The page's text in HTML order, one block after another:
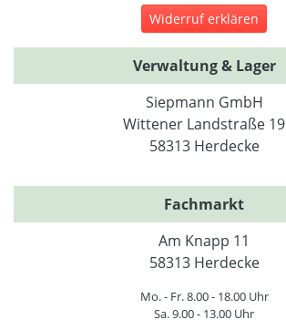
Widerruf erklären
Verwaltung & Lager
Siepmann GmbH
Wittener Landstraße 19
58313 Herdecke
Fachmarkt
Am Knapp 11
58313 Herdecke
Mo. - Fr. 8.00 - 18.00 Uhr
Sa. 9.00 - 13.00 Uhr